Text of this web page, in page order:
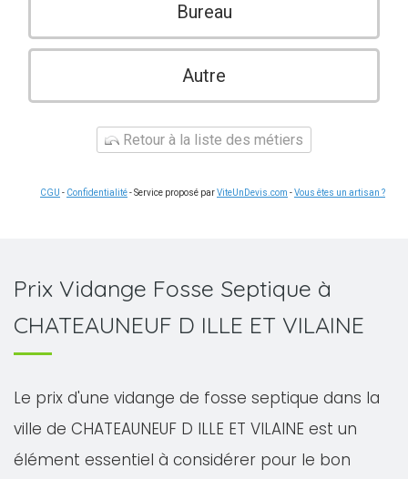
Bureau
Autre
Retour à la liste des métiers
CGU - Confidentialité- Service proposé parViteUnDevis.com -Vous êtes un artisan ?
Prix Vidange Fosse Septique à
CHATEAUNEUF D ILLE ET VILAINE
Le prix d'une vidange de fosse septique dans la
ville de CHATEAUNEUF D ILLE ET VILAINE est un
élément essentiel à considérer pour le bon